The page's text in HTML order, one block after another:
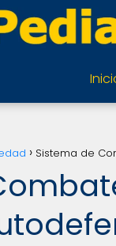
Sistema de